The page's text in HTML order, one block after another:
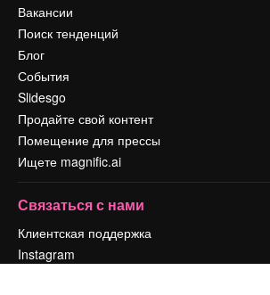
Вакансии
Поиск тенденций
Блог
События
Slidesgo
Продайте свой контент
Помещение для прессы
Ищете magnific.ai
Связаться с нами
Клиентская поддержка
Instagram